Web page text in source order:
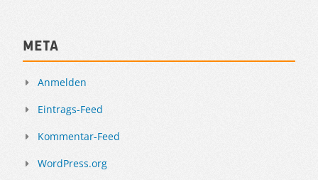
Meta
Anmelden
Eintrags-Feed
Kommentar-Feed
WordPress.org